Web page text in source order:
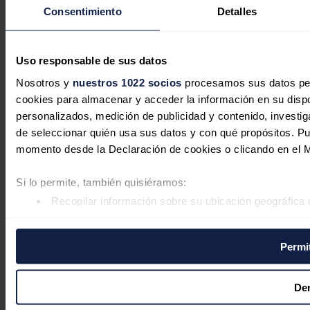
Consentimiento Detalles
Uso responsable de sus datos
Nosotros y nuestros 1022 socios procesamos sus datos
cookies para almacenar y acceder la información en su
personalizados, medición de publicidad y contenido,
de seleccionar quién usa sus datos y con qué propósitos.
momento desde la Declaración de cookies o clicando en el
Si lo permite, también quisiéramos:
Recopilar información sobre su ubicación
. Puede cambiar o retirar su consentimiento en
Las cookies de este sitio web se usan para personalizar
analizar el tráfico. Además, compartimos información
Política de privacidad
Política de Cookies
Contacto
© 2026 Roca Comunicación S.L.